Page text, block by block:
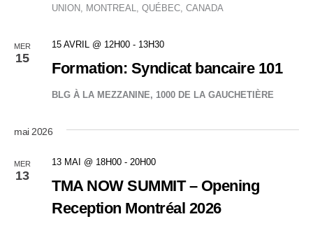
UNION, MONTREAL, QUÉBEC, CANADA
MER
15
Formation: Syndicat bancaire 101
15 AVRIL @ 12H00 - 13H30
BLG À LA MEZZANINE, 1000 DE LA GAUCHETIÈRE
mai 2026
MER
13
TMA NOW SUMMIT – Opening
Reception Montréal 2026
13 MAI @ 18H00 - 20H00